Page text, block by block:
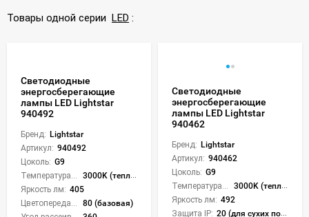
Товары одной серии LED :
Светодиодные
энергосберегающие
лампы LED Lightstar
940492
Бренд: Lightstar
Артикул: 940492
Цоколь: G9
3000K (теплый)
Яркость лм: 405
80 (базовая)
Светодиодные
энергосберегающие
лампы LED Lightstar
940462
Бренд: Lightstar
Артикул: 940462
Цоколь: G9
3000K (теплый)
Яркость лм: 492
Защита IP: 20 (для сухих пом.)